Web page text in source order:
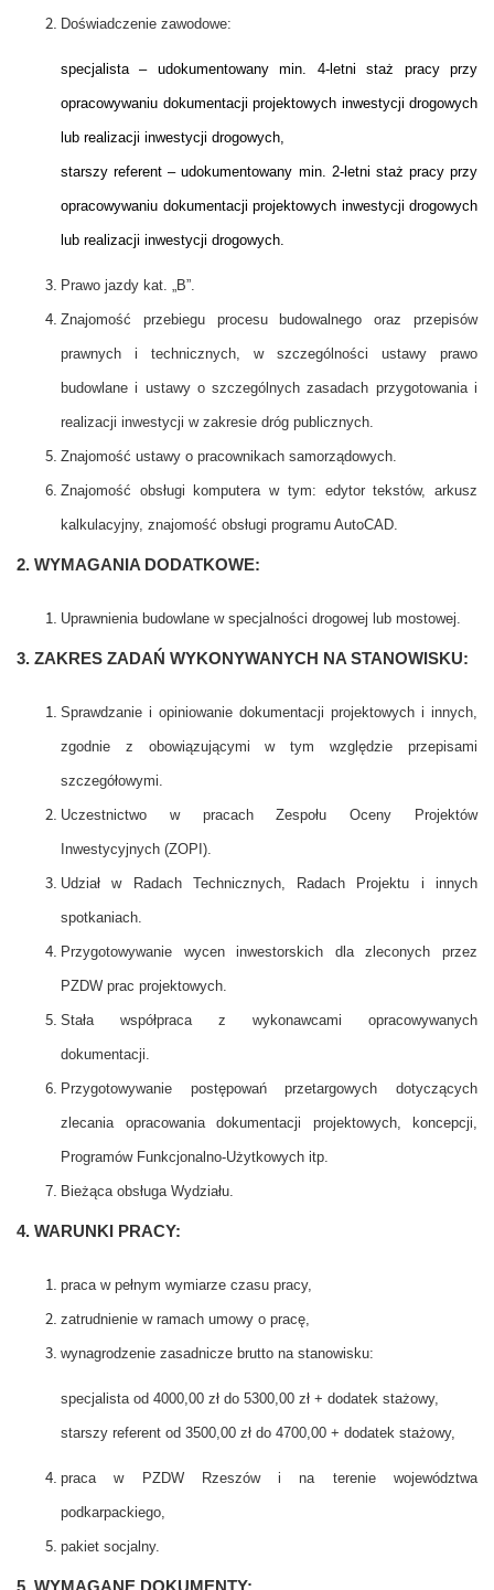
Doświadczenie zawodowe:
specjalista – udokumentowany min. 4-letni staż pracy przy
opracowywaniu dokumentacji projektowych inwestycji drogowych
lub realizacji inwestycji drogowych,
starszy referent – udokumentowany min. 2-letni staż pracy przy
opracowywaniu dokumentacji projektowych inwestycji drogowych
lub realizacji inwestycji drogowych.
Prawo jazdy kat. „B”.
Znajomość przebiegu procesu budowalnego oraz przepisów
prawnych i technicznych, w szczególności ustawy prawo
budowlane i ustawy o szczególnych zasadach przygotowania i
realizacji inwestycji w zakresie dróg publicznych.
Znajomość ustawy o pracownikach samorządowych.
Znajomość obsługi komputera w tym: edytor tekstów, arkusz
kalkulacyjny, znajomość obsługi programu AutoCAD.
2. WYMAGANIA DODATKOWE:
Uprawnienia budowlane w specjalności drogowej lub mostowej.
3. ZAKRES ZADAŃ WYKONYWANYCH NA STANOWISKU:
Sprawdzanie i opiniowanie dokumentacji projektowych i innych,
zgodnie z obowiązującymi w tym względzie przepisami
szczegółowymi.
Uczestnictwo w pracach Zespołu Oceny Projektów
Inwestycyjnych (ZOPI).
Udział w Radach Technicznych, Radach Projektu i innych
spotkaniach.
Przygotowywanie wycen inwestorskich dla zleconych przez
PZDW prac projektowych.
Stała współpraca z wykonawcami opracowywanych
dokumentacji.
Przygotowywanie postępowań przetargowych dotyczących
zlecania opracowania dokumentacji projektowych, koncepcji,
Programów Funkcjonalno-Użytkowych itp.
Bieżąca obsługa Wydziału.
4. WARUNKI PRACY:
praca w pełnym wymiarze czasu pracy,
zatrudnienie w ramach umowy o pracę,
wynagrodzenie zasadnicze brutto na stanowisku:
specjalista od 4000,00 zł do 5300,00 zł + dodatek stażowy,
starszy referent od 3500,00 zł do 4700,00 + dodatek stażowy,
praca w PZDW Rzeszów i na terenie województwa
podkarpackiego,
pakiet socjalny.